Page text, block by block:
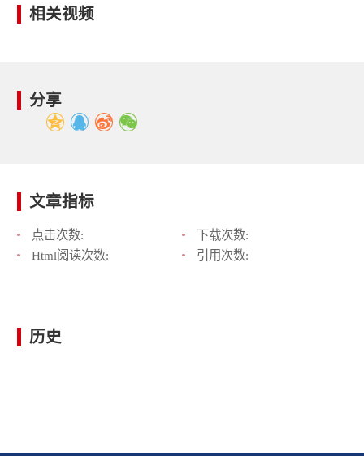
相关视频
分享
文章指标
点击次数:
下载次数:
Html阅读次数:
引用次数:
历史